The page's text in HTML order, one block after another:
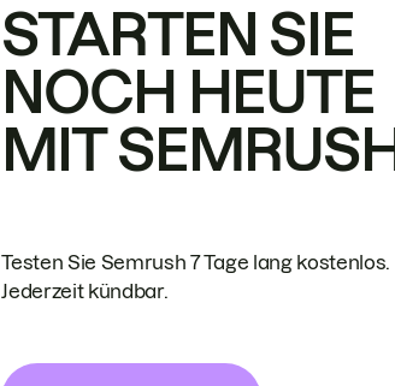
STARTEN SIE
NOCH HEUTE
MIT
Testen Sie Semrush 7 Tage lang kostenlos.
Jederzeit kündbar.